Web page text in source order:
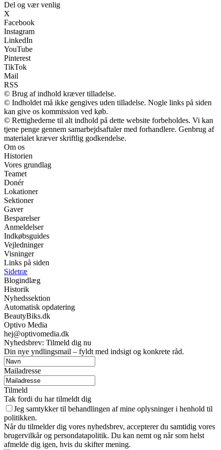
Del og vær venlig
X
Facebook
Instagram
LinkedIn
YouTube
Pinterest
TikTok
Mail
RSS
© Brug af indhold kræver tilladelse.
© Indholdet må ikke gengives uden tilladelse. Nogle links på siden
kan give os kommission ved køb.
© Rettighederne til alt indhold på dette website forbeholdes. Vi kan
tjene penge gennem samarbejdsaftaler med forhandlere. Genbrug af
materialet kræver skriftlig godkendelse.
Om os
Historien
Vores grundlag
Teamet
Donér
Lokationer
Sektioner
Gaver
Besparelser
Anmeldelser
Indkøbsguides
Vejledninger
Visninger
Links på siden
Sidetræ
Blogindlæg
Historik
Nyhedssektion
Automatisk opdatering
BeautyBiks.dk
Optivo Media
hej@optivomedia.dk
Nyhedsbrev: Tilmeld dig nu
Din nye yndlingsmail – fyldt med indsigt og konkrete råd.
Mailadresse
Tilmeld
Tak fordi du har tilmeldt dig
Jeg samtykker til behandlingen af mine oplysninger i henhold til
politikken.
Når du tilmelder dig vores nyhedsbrev, accepterer du samtidig vores
brugervilkår og persondatapolitik. Du kan nemt og når som helst
afmelde dig igen, hvis du skifter mening.